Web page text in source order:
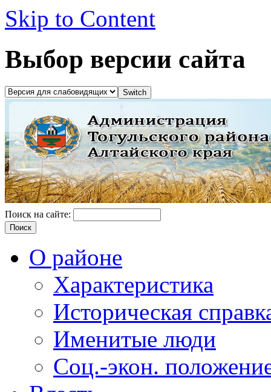
Skip to Content
Выбор версии сайта
Поиск на сайте:
О районе
Характеристика
Историческая
Именитые люди
Соц.-экон.